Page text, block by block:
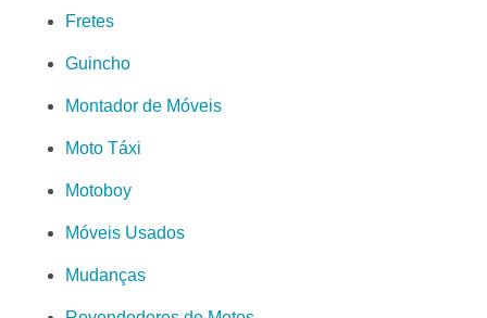
Fretes
Guincho
Montador de Móveis
Moto Táxi
Motoboy
Móveis Usados
Mudanças